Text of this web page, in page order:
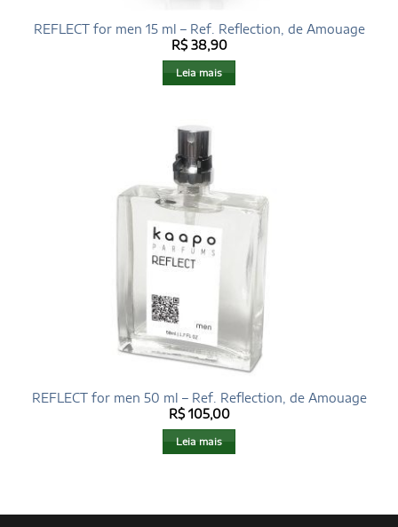
REFLECT for men 15 ml – Ref. Reflection, de Amouage
R$38,90
Leia mais
REFLECT for men 50 ml – Ref. Reflection, de Amouage
R$105,00
Leia mais